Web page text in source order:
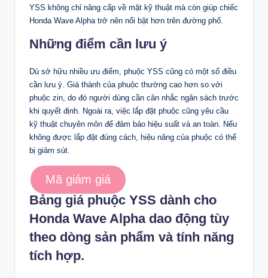
YSS không chỉ nâng cấp về mặt kỹ thuật mà còn giúp chiếc
Honda Wave Alpha trở nên nổi bật hơn trên đường phố.
Những điểm cần lưu ý
Dù sở hữu nhiều ưu điểm, phuộc YSS cũng có một số điều
cần lưu ý. Giá thành của phuộc thường cao hơn so với
phuộc zin, do đó người dùng cần cân nhắc ngân sách trước
khi quyết định. Ngoài ra, việc lắp đặt phuộc cũng yêu cầu
kỹ thuật chuyên môn để đảm bảo hiệu suất và an toàn. Nếu
không được lắp đặt đúng cách, hiệu năng của phuộc có thể
bị giảm sút.
Mã giảm giá
Bảng giá phuộc YSS dành cho
Honda Wave Alpha dao động tùy
theo dòng sản phẩm và tính năng
tích hợp.